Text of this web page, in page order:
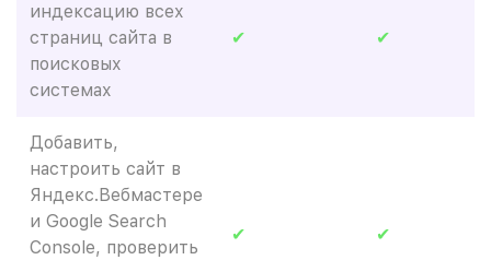
индексацию всех
страниц сайта в
поисковых
системах
✔ ✔
Добавить,
настроить сайт в
Яндекс.Вебмастере
и Google Search
Console, проверить
✔ ✔